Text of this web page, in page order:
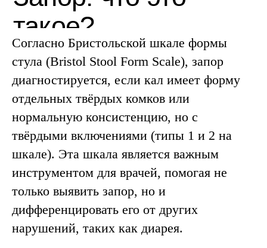
Согласно Бристольской шкале формы
стула (Bristol Stool Form Scale), запор
диагностируется, если кал имеет форму
отдельных твёрдых комков или
нормальную консистенцию, но с
твёрдыми включениями (типы 1 и 2 на
шкале). Эта шкала является важным
инструментом для врачей, помогая не
только выявить запор, но и
дифференцировать его от других
нарушений, таких как диарея.
Консультация
врача-
колопроктолога